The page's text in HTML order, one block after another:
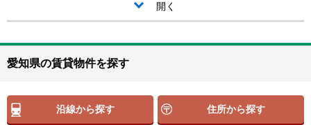
開く
愛知県の賃貸物件を探す
沿線から探す 住所から探す